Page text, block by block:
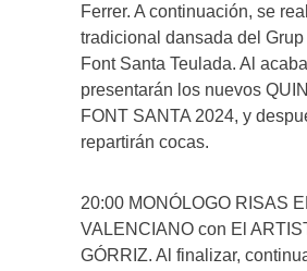
Ferrer. A continuación, se
tradicional dansada del
Font Santa Teulada. Al
presentarán los nuevos
FONT SANTA 2024, y
repartirán cocas.
20:00 MONÓLOGO RISAS
VALENCIANO con El
GÓRRIZ. Al finalizar,